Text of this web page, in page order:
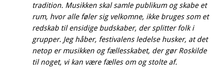
tradition. Musikken skal samle publikum og skabe et
rum, hvor alle føler sig velkomne, ikke bruges som et
redskab til ensidige budskaber, der splitter folk i
grupper. Jeg håber, festivalens ledelse husker, at det
netop er musikken og fællesskabet, der gør Roskilde
til noget, vi kan være fælles om og stolte af.